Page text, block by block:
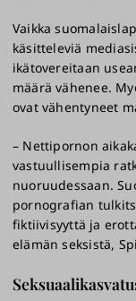
Vaikka
käsitteleviä
ikätovereitaan
määrä vähenee.
ovat vähentyneet
– Nettipornon
vastuullisempia
nuoruudessaan.
pornografian
fiktiivisyyttä ja
elämän seksistä,